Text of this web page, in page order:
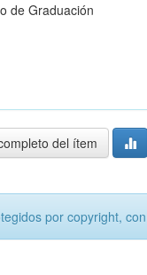
de Graduación
del ítem
por copyright,